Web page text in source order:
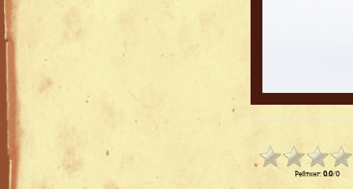
Рейтинг:0.0/0